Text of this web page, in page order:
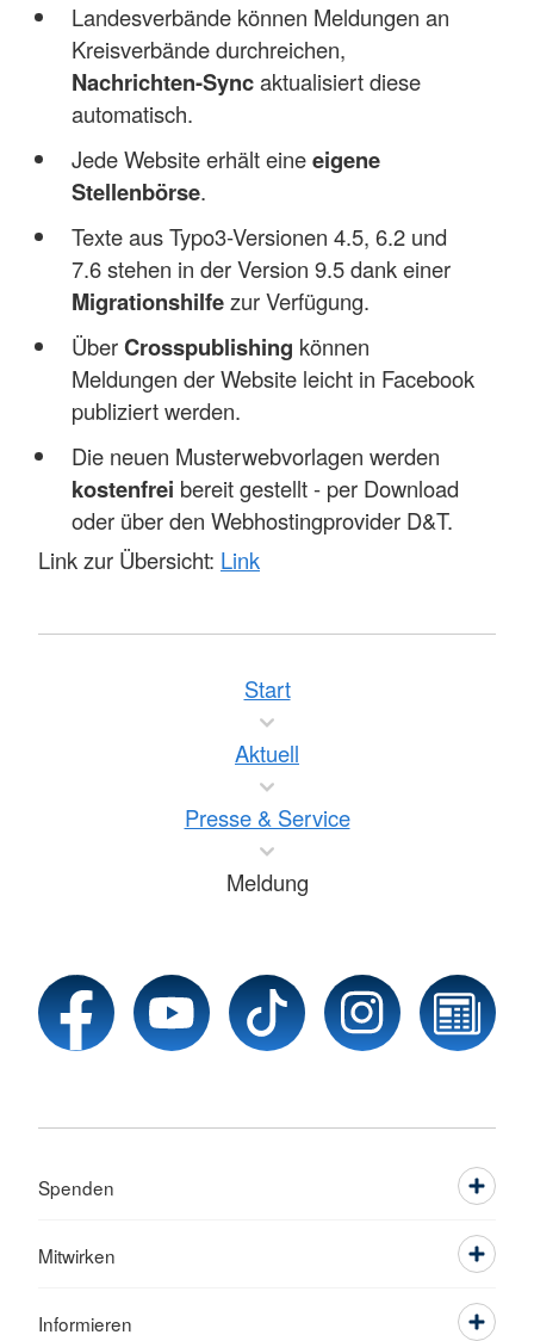
Landesverbände können Meldungen an
Kreisverbände durchreichen,
Nachrichten-Syncaktualisiert diese
automatisch.
Jede Website erhält eineeigene
Stellenbörse.
Texte aus Typo3-Versionen 4.5, 6.2 und
7.6 stehen in der Version 9.5 dank einer
Migrationshilfezur Verfügung.
ÜberCrosspublishing können
Meldungen der Website leicht in Facebook
publiziert werden.
Die neuen Musterwebvorlagen werden
kostenfrei bereit gestellt - per Download
oder über den Webhostingprovider D&T.
Link zur Übersicht: Link
Start
Aktuell
Presse & Service
Meldung
Spenden
Mitwirken
Informieren